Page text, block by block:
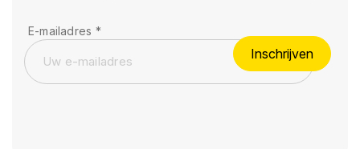
E-mailadres *
Inschrijven